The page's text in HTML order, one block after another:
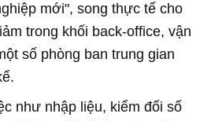
mới", song thực tế cho
trong khối back-office, vận
số phòng ban trung gian
như nhập liệu, kiểm đối số